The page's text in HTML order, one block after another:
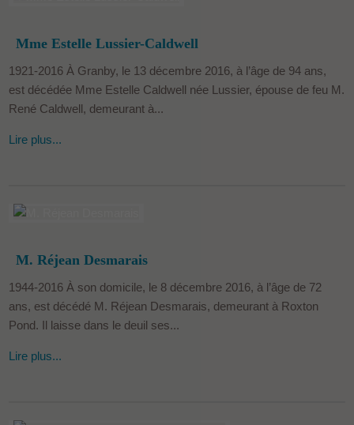
Mme Estelle Lussier-Caldwell
1921-2016 À Granby, le 13 décembre 2016, à l’âge de 94 ans,
est décédée Mme Estelle Caldwell née Lussier, épouse de feu M.
René Caldwell, demeurant à...
Lire plus...
M. Réjean Desmarais
1944-2016 À son domicile, le 8 décembre 2016, à l’âge de 72
ans, est décédé M. Réjean Desmarais, demeurant à Roxton
Pond. Il laisse dans le deuil ses...
Lire plus...